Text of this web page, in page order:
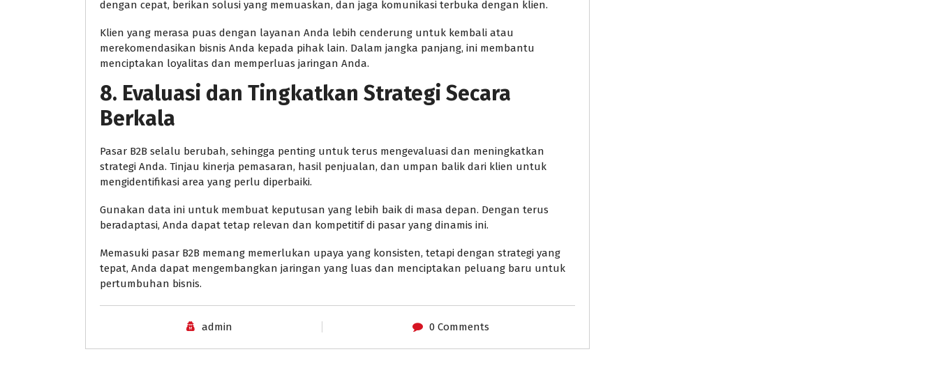
dengan cepat, berikan solusi yang memuaskan, dan jaga komunikasi terbuka dengan klien.
Klien yang merasa puas dengan layanan Anda lebih cenderung untuk kembali atau
merekomendasikan bisnis Anda kepada pihak lain. Dalam jangka panjang, ini membantu
menciptakan loyalitas dan memperluas jaringan Anda.
8. Evaluasi dan Tingkatkan Strategi Secara
Berkala
Pasar B2B selalu berubah, sehingga penting untuk terus mengevaluasi dan meningkatkan
strategi Anda. Tinjau kinerja pemasaran, hasil penjualan, dan umpan balik dari klien untuk
mengidentifikasi area yang perlu diperbaiki.
Gunakan data ini untuk membuat keputusan yang lebih baik di masa depan. Dengan terus
beradaptasi, Anda dapat tetap relevan dan kompetitif di pasar yang dinamis ini.
Memasuki pasar B2B memang memerlukan upaya yang konsisten, tetapi dengan strategi yang
tepat, Anda dapat mengembangkan jaringan yang luas dan menciptakan peluang baru untuk
pertumbuhan bisnis.
admin 0 Comments